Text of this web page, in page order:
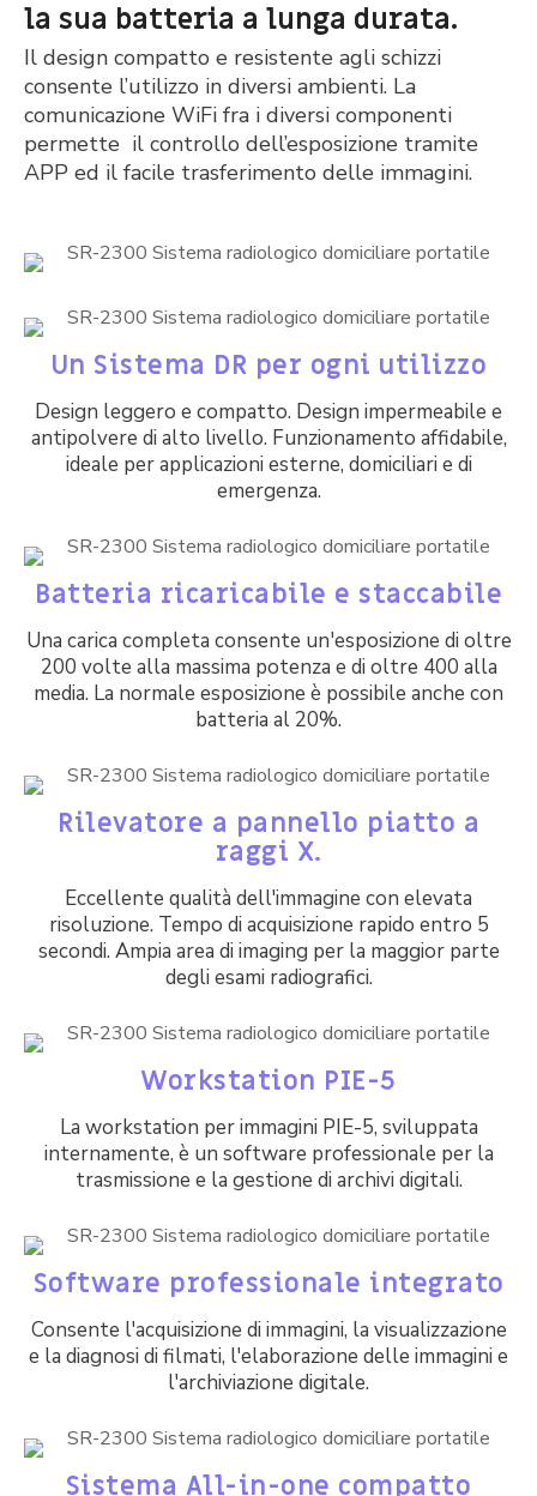
la sua batteria a lunga durata.
Il design compatto e resistente agli schizzi
consente l’utilizzo in diversi ambienti. La
comunicazione WiFi fra i diversi componenti
permette il controllo dell’esposizione tramite
APP ed il facile trasferimento delle immagini.
Un Sistema DR per ogni utilizzo
Design leggero e compatto. Design impermeabile e
antipolvere di alto livello. Funzionamento affidabile,
ideale per applicazioni esterne, domiciliari e di
emergenza.
Batteria ricaricabile e staccabile
Una carica completa consente un'esposizione di oltre
200 volte alla massima potenza e di oltre 400 alla
media. La normale esposizione è possibile anche con
batteria al 20%.
Rilevatore a pannello piatto a
raggi X.
Eccellente qualità dell'immagine con elevata
risoluzione. Tempo di acquisizione rapido entro 5
secondi. Ampia area di imaging per la maggior parte
degli esami radiografici.
Workstation PIE-5
La workstation per immagini PIE-5, sviluppata
internamente, è un software professionale per la
trasmissione e la gestione di archivi digitali.
Software professionale integrato
Consente l'acquisizione di immagini, la visualizzazione
e la diagnosi di filmati, l'elaborazione delle immagini e
l'archiviazione digitale.
Sistema All-in-one compatto